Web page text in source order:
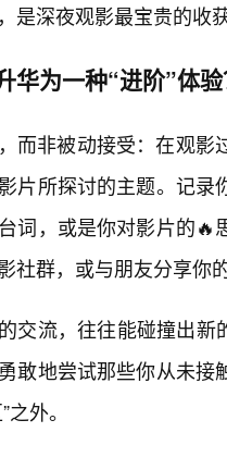
是深夜观影最宝贵的收
华为一种“进阶”体
而非被动接受：在观
片所探讨的主题。记
词，或是你对影片的
社群，或与朋友分享你
交流，往往能碰撞出
敢地尝试那些你从未
外。